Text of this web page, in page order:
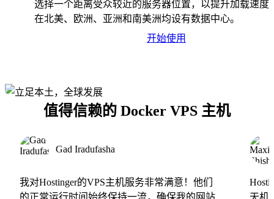
选择一个距离受众较近的服务器位置，以提升加载速度
在北美、欧洲、亚洲和南美洲均设有数据中心。
开始使用
值得信赖的 Docker VPS 主机
Gad Iradufasha
我对Hostinger的VPS主机服务非常满意！他们
的正常运行时间始终保持一流，确保我的网站
天机